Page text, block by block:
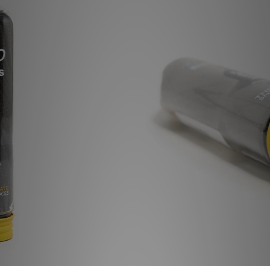
Minun JD
Minun viestini